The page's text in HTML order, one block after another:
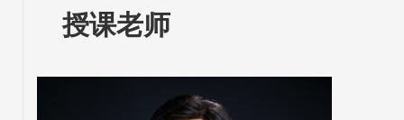
授课老师